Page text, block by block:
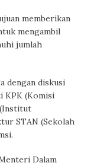
memberikan
mengambil
jumlah
dengan diskusi
KPK (Komisi
STAN (Sekolah
Dalam